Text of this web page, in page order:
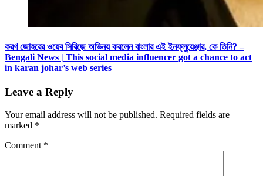
করণ জোহরের ওয়েব সিরিজ়ে অভিনয় করলেন বাংলার এই ইনফ্লুয়ে়ঞ্জার, কে তিনি? –
Bengali News | This social media influencer got a chance to act
in karan johar’s web series
Leave a Reply
Your email address will not be published. Required fields are
marked *
Comment *